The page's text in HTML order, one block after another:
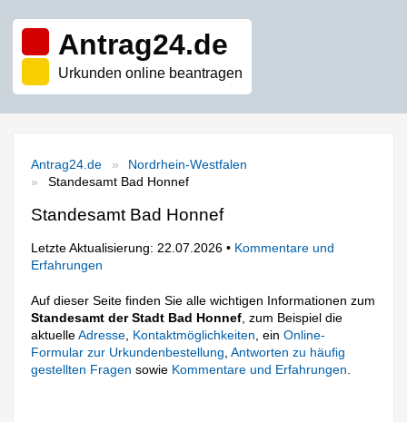
Antrag24.de
Urkunden online beantragen
Antrag24.de
Nordrhein-Westfalen
Standesamt Bad Honnef
Standesamt Bad Honnef
Letzte Aktualisierung: 22.07.2026 • Kommentare und
Erfahrungen
Auf dieser Seite finden Sie alle wichtigen Informationen zum
Standesamt der Stadt Bad Honnef , zum Beispiel die
aktuelleAdresse Kontaktmöglichkeiten , einOnline-
Formular zur Urkundenbestellung ,Antworten zu häufig
gestellten Fragen sowie Kommentare und Erfahrungen